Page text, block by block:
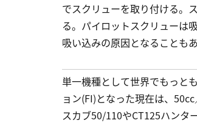
でスクリューを取り付ける。
る。パイロットスクリューは
吸い込みの原因となることも
単一機種として世界でもっと
ョン(FI)となった現在は、
スカブ50/110やCT125ハンタ